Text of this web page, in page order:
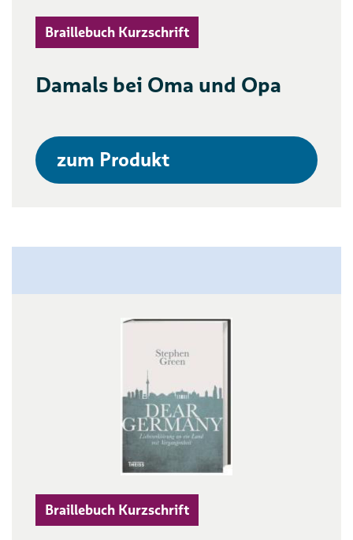
Braillebuch Kurzschrift
Damals bei Oma und Opa
zum Produkt
Braillebuch Kurzschrift